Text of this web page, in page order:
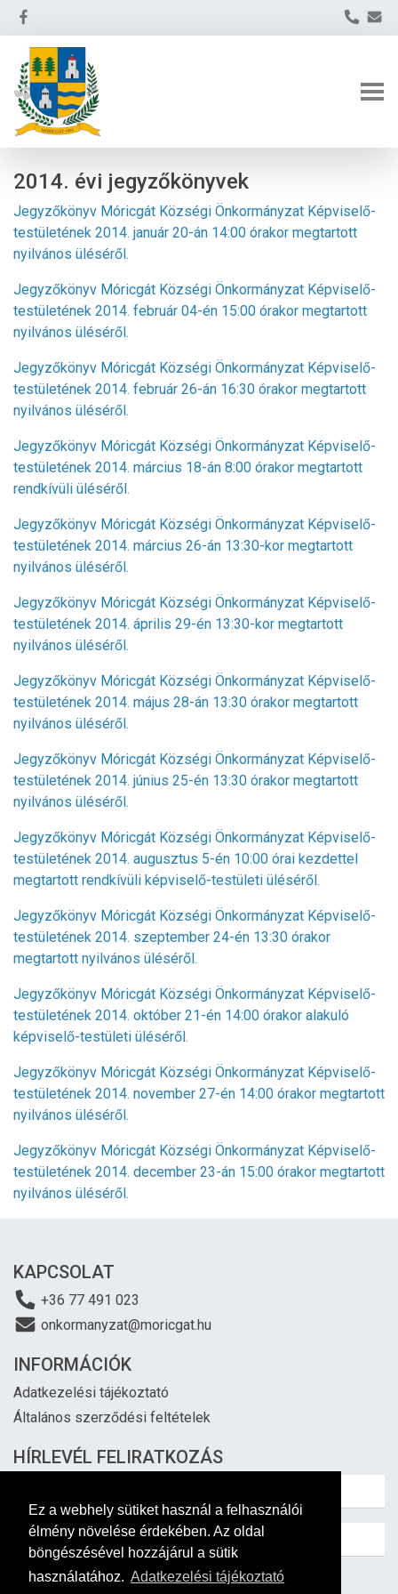
Ez a webhely sütiket használ a felhasználói
élmény növelése érdekében. Az oldal
böngészésével hozzájárul a sütik
használatához. Adatkezelési tájékoztató
2014. évi jegyzőkönyvek
Jegyzőkönyv Móricgát Községi Önkormányzat Képviselő-
testületének 2014. január 20-án 14:00 órakor megtartott
nyilvános üléséről.
Jegyzőkönyv Móricgát Községi Önkormányzat Képviselő-
testületének 2014. február 04-én 15:00 órakor megtartott
nyilvános üléséről.
Jegyzőkönyv Móricgát Községi Önkormányzat Képviselő-
testületének 2014. február 26-án 16:30 órakor megtartott
nyilvános üléséről.
Jegyzőkönyv Móricgát Községi Önkormányzat Képviselő-
testületének 2014. március 18-án 8:00 órakor megtartott
rendkívüli üléséről.
Jegyzőkönyv Móricgát Községi Önkormányzat Képviselő-
testületének 2014. március 26-án 13:30-kor megtartott
nyilvános üléséről.
Jegyzőkönyv Móricgát Községi Önkormányzat Képviselő-
testületének 2014. április 29-én 13:30-kor megtartott
nyilvános üléséről.
Jegyzőkönyv Móricgát Községi Önkormányzat Képviselő-
testületének 2014. május 28-án 13:30 órakor megtartott
nyilvános üléséről.
Jegyzőkönyv Móricgát Községi Önkormányzat Képviselő-
testületének 2014. június 25-én 13:30 órakor megtartott
nyilvános üléséről.
Jegyzőkönyv Móricgát Községi Önkormányzat Képviselő-
testületének 2014. augusztus 5-én 10:00 órai kezdettel
megtartott rendkívüli képviselő-testületi üléséről.
Jegyzőkönyv Móricgát Községi Önkormányzat Képviselő-
testületének 2014. szeptember 24-én 13:30 órakor
megtartott nyilvános üléséről.
Jegyzőkönyv Móricgát Községi Önkormányzat Képviselő-
testületének 2014. október 21-én 14:00 órakor alakuló
képviselő-testületi üléséről.
Jegyzőkönyv Móricgát Községi Önkormányzat Képviselő-
testületének 2014. november 27-én 14:00 órakor megtartott
nyilvános üléséről.
Jegyzőkönyv Móricgát Községi Önkormányzat Képviselő-
testületének 2014. december 23-án 15:00 órakor megtartott
nyilvános üléséről.
KAPCSOLAT
+36 77 491 023
onkormanyzat@moricgat.hu
INFORMÁCIÓK
Adatkezelési tájékoztató
Általános szerződési feltételek
HÍRLEVÉL FELIRATKOZÁS
Feliratkozás